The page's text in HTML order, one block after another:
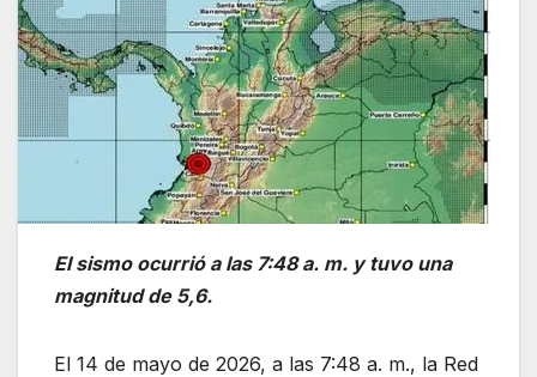
El sismo ocurrió a las 7:48 a. m. y tuvo una
magnitud de 5,6.
El 14 de mayo de 2026, a las 7:48 a. m., la Red